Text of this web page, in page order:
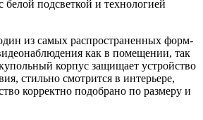
из самых распространенных форм-
как в помещении, так
корпус защищает устройство
стильно смотрится в интерьере,
корректно подобрано по размеру и